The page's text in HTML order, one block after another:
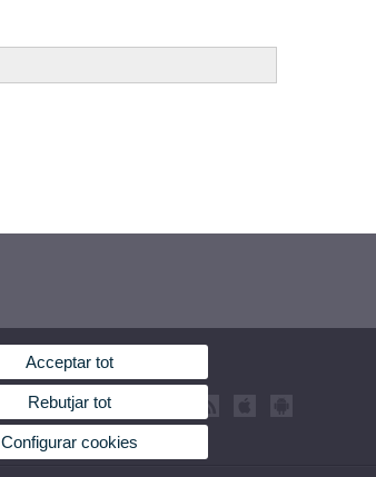
Acceptar tot
Rebutjar tot
Configurar cookies